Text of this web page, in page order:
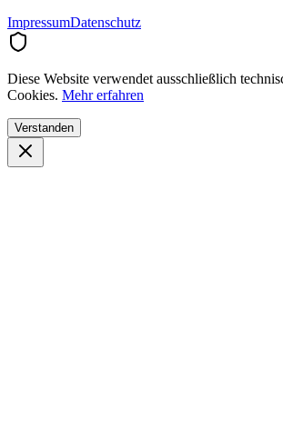
ImpressumDatenschutz
Diese Website verwendet ausschließlich
Cookies. Mehr erfahren
Verstanden